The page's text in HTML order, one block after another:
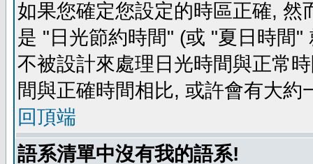
如果您確定您設定的時區正確,
是 "日光節約時間" (或 "夏日時間
不被設計來處理日光時間與正常
間與正確時間相比, 或許會有大約
回頂端
語系清單中沒有我的語系!